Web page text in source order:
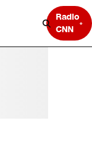
Radio
CNN